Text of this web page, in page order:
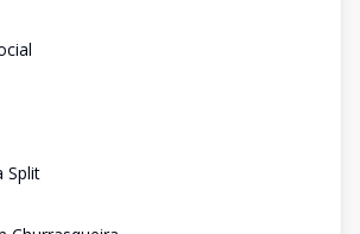
Split